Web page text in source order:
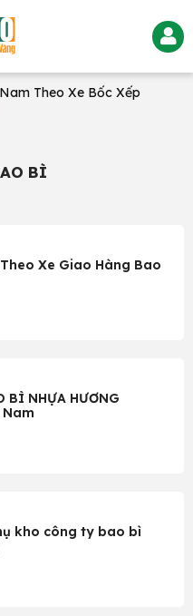
Nam Theo Xe Bốc Xếp
BÌ
Xe Giao Hàng Bao
BÌ NHỰA HƯƠNG
Nam
kho công ty bao bì